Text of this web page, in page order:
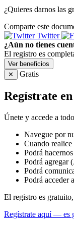
¿Quieres darnos las
Comparte este
Twitter
¿Aún no tienes
El registro es
Ver beneficios
✕
Gratis
Regístrate
Únete y accede a
Navegue por
Cuando realice
Podrá
Podrá agregar
Podrá
Podrá acceder
El registro es
Regístrate aquí — es